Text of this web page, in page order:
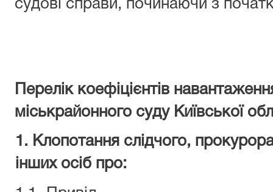
судові справи, починаючи з
Перелік коефіцієнтів
міськрайонного суду Київської
1. Клопотання слідчого,
інших осіб про: